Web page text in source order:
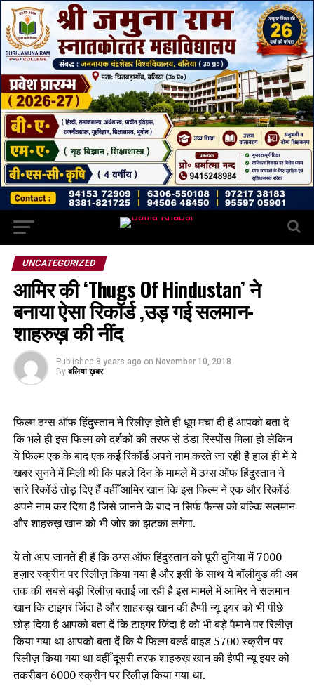
UNCATEGORIZED
आमिर की ‘Thugs Of Hindustan’ ने
बनाया ऐसा रिकॉर्ड ,उड़ गई सलमान-
शाहरुख़ की नींद
Published 8 years ago on November 10, 2018
By बलिया ख़बर
फिल्म ठग्स ऑफ हिंदुस्तान ने रिलीज़ होते ही धूम मचा दी है आपको बता दे
कि भले ही इस फिल्म को दर्शको की तरफ से ठंडा रिस्पोंस मिला हो लेकिन
ये फिल्म एक के बाद एक कई रिकॉर्ड अपने नाम करते जा रही है हाल ही में ये
खबर सुनने में मिली थी कि पहले दिन के मामले में ठग्स ऑफ हिंदुस्तान ने
सारे रिकॉर्ड तोड़ दिए हैं वहीँ आमिर खान कि इस फिल्म ने एक और रिकॉर्ड
अपने नाम कर दिया है जिसे जानने के बाद न सिर्फ फैन्स को बल्कि सलमान
और शाहरुख़ खान को भी जोर का झटका लगेगा.
ये तो आप जानते ही हैं कि ठग्स ऑफ हिंदुस्तान को पूरी दुनिया में 7000
हज़ार स्क्रीन पर रिलीज़ किया गया है और इसी के साथ ये बॉलीवुड की अब
तक की सबसे बड़ी रिलीज़ बताई जा रही है इस मामले में आमिर ने सलमान
खान कि टाइगर जिंदा है और शाहरुख़ खान की हैप्पी न्यू इयर को भी पीछे
छोड़ दिया है आपको बता दें कि टाइगर जिंदा है को भी बड़े पैमाने पर रिलीज़
किया गया था आपको बता दें कि ये फिल्म वर्ल्ड वाइड 5700 स्क्रीन पर
रिलीज़ किया गया था वहीँ दूसरी तरफ शाहरुख़ खान की हैप्पी न्यू इयर को
तकरीबन 6000 स्क्रीन पर रिलीज़ किया गया था.